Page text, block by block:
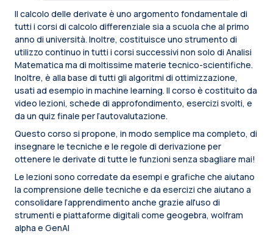
Il calcolo delle derivate è uno argomento fondamentale di
tutti i corsi di calcolo differenziale sia a scuola che al primo
anno di università. Inoltre, costituisce uno strumento di
utilizzo continuo in tutti i corsi successivi non solo di Analisi
Matematica ma di moltissime materie tecnico-scientifiche.
Inoltre, è alla base di tutti gli algoritmi di ottimizzazione,
usati ad esempio in machine learning. Il corso è costituito da
video lezioni, schede di approfondimento, esercizi svolti, e
da un quiz finale per l’autovalutazione.
Questo corso si propone, in modo semplice ma completo, di
insegnare le tecniche e le regole di derivazione per
ottenere le derivate di tutte le funzioni senza sbagliare mai!
Le lezioni sono corredate da esempi e grafiche che aiutano
la comprensione delle tecniche e da esercizi che aiutano a
consolidare l’apprendimento anche grazie all'uso di
strumenti e piattaforme digitali come geogebra, wolfram
alpha e GenAI